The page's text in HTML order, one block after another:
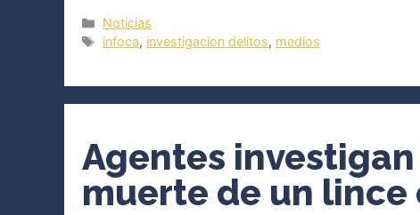
Categorías
Noticias
Etiquetas
infoca, investigacion delitos, medios
Agentes
muerte de un lince